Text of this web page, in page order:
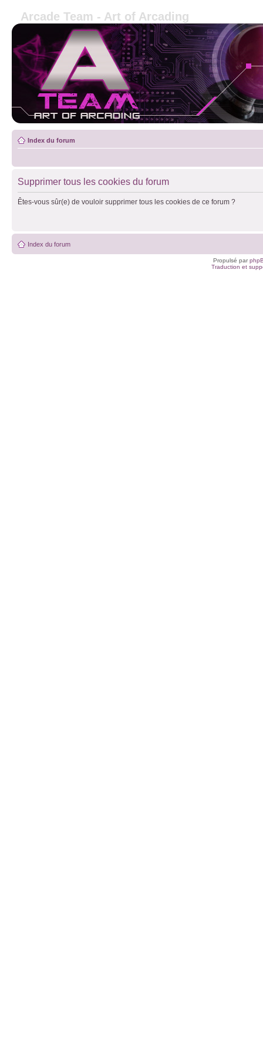
Arcade Team - Art of Arcading
Index du forum
Supprimer tous les cookies du forum
Êtes-vous sûr(e) de vouloir supprimer tous les cookies de ce forum ?
Index du forum
Propulsé par
Traduction et